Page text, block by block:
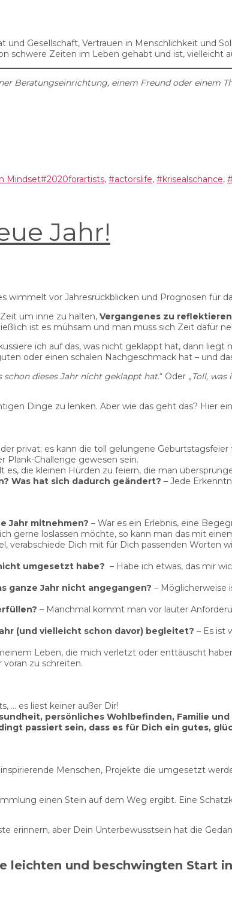
Gesellschaft, Vertrauen in Menschlichkeit und
schwere Zeiten im Leben gehabt und ist, vielleicht
Beratungseinrichtung, einem Freund oder einem
Mindset#2020forartists, #actorslife, #krisealschance,
Jahr!
wimmelt vor Jahresrückblicken und Prognosen für
um inne zu halten, Vergangenes zu
ist es mühsam und man muss sich Zeit dafür
ich auf das, was nicht geklappt hat, dann
oder einen schalen Nachgeschmack hat – und
dieses Jahr nicht geklappt hat.“ Oder „Toll,
Dinge zu lenken. Aber wie das geht das? Hier
privat: es kann die toll gelungene
Plank-Challenge gewesen sein.
es, die kleinen Hürden zu feiern, die man
Was hat sich dadurch geändert? – Jede
Jahr mitnehmen? – War es ein Erlebnis, eine
gerne loslassen möchte, so kann man das mit
Dich mit für Dich passenden Worten
umgesetzt habe? – Habe ich etwas, das mir
ganze Jahr nicht angegangen? – Möglicherweise
– Manchmal kommt man vor lauter
(und vielleicht schon davor) begleitet? – Es ist
Leben, die mich verletzt oder enttäuscht
zu schreiten.
… es liest keiner außer Dir!
persönliches Wohlbefinden, Familie und
passiert sein, dass es für Dich ein gutes,
Menschen, Projekte die umgesetzt
einen Stein auf dem Weg ergibt. Eine
erinnern, aber Dein Unterbewusstsein hat die
leichten und beschwingten Start